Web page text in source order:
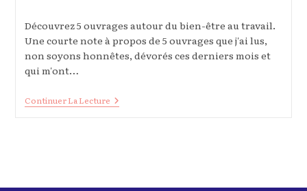
Découvrez 5 ouvrages autour du bien-être au travail.
Une courte note à propos de 5 ouvrages que j'ai lus,
non soyons honnêtes, dévorés ces derniers mois et
qui m'ont…
Continuer La Lecture5
Livres
Travail